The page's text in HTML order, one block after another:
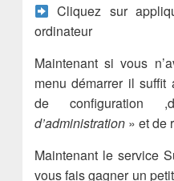
Cliquez sur
ordinateur
Maintenant si vous
menu démarrer il suffit
de configuration
d’administration» et de
Maintenant le service
vous fais gagner un